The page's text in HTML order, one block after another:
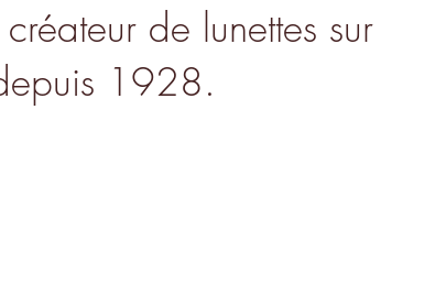
de lunettes sur
1928.